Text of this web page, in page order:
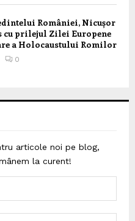
României, Nicușor
cu prilejul Zilei Europene
a Holocaustului Romilor
0
articole noi pe blog,
la curent!